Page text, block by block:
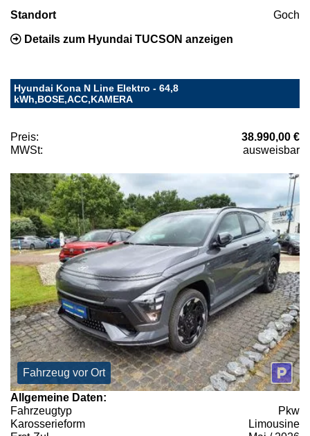
Standort Goch
Details zum Hyundai TUCSON anzeigen
Hyundai Kona N Line Elektro - 64,8
kWh,BOSE,ACC,KAMERA
Preis:
38.990,00 €
MWSt:
ausweisbar
Fahrzeug vor Ort
Allgemeine Daten:
Fahrzeugtyp
Pkw
Karosserieform
Limousine